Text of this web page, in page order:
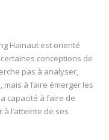
Hainaut est orienté
conceptions de
pas à analyser,
à faire émerger les
capacité à faire de
l’atteinte de ses